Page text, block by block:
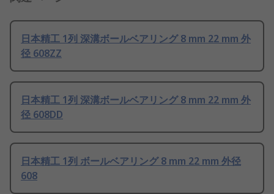
日本精工 1列 深溝ボールベアリング 8 mm 22 mm 外
径 608ZZ
日本精工 1列 深溝ボールベアリング 8 mm 22 mm 外
径 608DD
日本精工 1列 ボールベアリング 8 mm 22 mm 外径
608